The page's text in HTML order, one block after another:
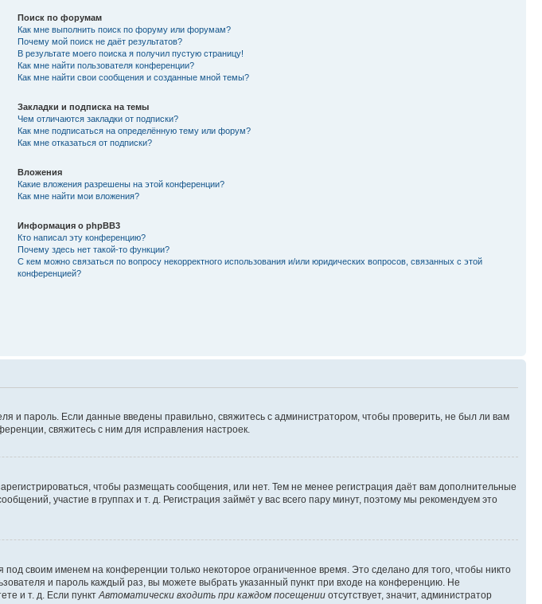
Поиск по форумам
Как мне выполнить поиск по форуму или форумам?
Почему мой поиск не даёт результатов?
В результате моего поиска я получил пустую страницу!
Как мне найти пользователя конференции?
Как мне найти свои сообщения и созданные мной темы?
Закладки и подписка на темы
Чем отличаются закладки от подписки?
Как мне подписаться на определённую тему или форум?
Как мне отказаться от подписки?
Вложения
Какие вложения разрешены на этой конференции?
Как мне найти мои вложения?
Информация о phpBB3
Кто написал эту конференцию?
Почему здесь нет такой-то функции?
С кем можно связаться по вопросу некорректного использования и/или юридических вопросов, связанных с этой
конференцией?
и пароль. Если данные введены правильно, свяжитесь с администратором, чтобы проверить, не был ли вам
свяжитесь с ним для исправления настроек.
чтобы размещать сообщения, или нет. Тем не менее регистрация даёт вам дополнительные
участие в группах и т. д. Регистрация займёт у вас всего пару минут, поэтому мы рекомендуем это
под своим именем на конференции только некоторое ограниченное время. Это сделано для того, чтобы никто
и пароль каждый раз, вы можете выбрать указанный пункт при входе на конференцию. Не
и т. д. Если пунктАвтоматически входить при каждом посещении отсутствует, значит, администратор